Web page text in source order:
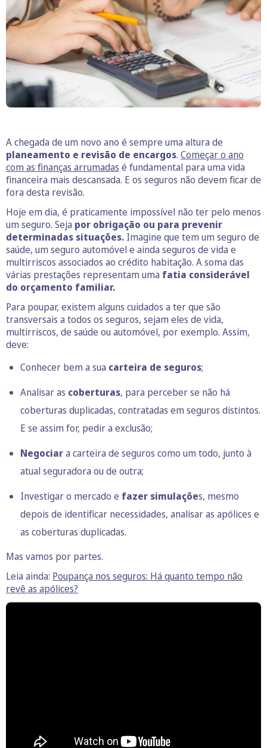
A chegada de um novo ano é sempre uma altura de
planeamento e revisão de encargos. Começar o ano
com as finanças arrumadas é fundamental para uma vida
financeira mais descansada. E os seguros não devem ficar de
fora desta revisão.
Hoje em dia, é praticamente impossível não ter pelo menos
um seguro. Seja por obrigação ou para prevenir
determinadas situações. Imagine que tem um seguro de
saúde, um seguro automóvel e ainda seguros de vida e
multirriscos associados ao crédito habitação. A soma das
várias prestações representam uma fatia considerável
do orçamento familiar.
Para poupar, existem alguns cuidados a ter que são
transversais a todos os seguros, sejam eles de vida,
multirriscos, de saúde ou automóvel, por exemplo. Assim,
deve:
Conhecer bem a sua carteira de seguros;
Analisar as coberturas, para perceber se não há
coberturas duplicadas, contratadas em seguros distintos.
E se assim for, pedir a exclusão;
Negociara carteira de seguros como um todo, junto à
atual seguradora ou de outra;
Investigar o mercado e fazer simulações, mesmo
depois de identificar necessidades, analisar as apólices e
as coberturas duplicadas.
Mas vamos por partes.
Leia ainda: Poupança nos seguros: Há quanto tempo não
revê as apólices?